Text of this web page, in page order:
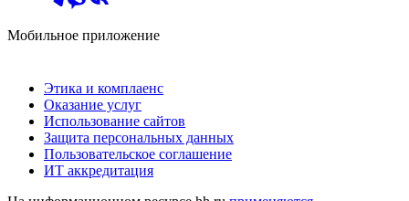
Мобильное приложение
Этика и комплаенс
Оказание услуг
Использование сайтов
Защита персональных данных
Пользовательское соглашение
ИТ аккредитация